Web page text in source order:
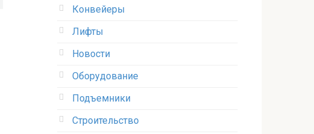
Конвейеры
Лифты
Новости
Оборудование
Подъемники
Строительство